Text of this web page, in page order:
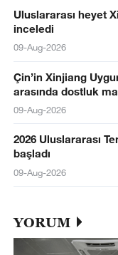
Uluslararası heyet
inceledi
09-Aug-2026
Çin’in Xinjiang
arasında dostluk
09-Aug-2026
2026 Uluslararası
başladı
09-Aug-2026
YORUM